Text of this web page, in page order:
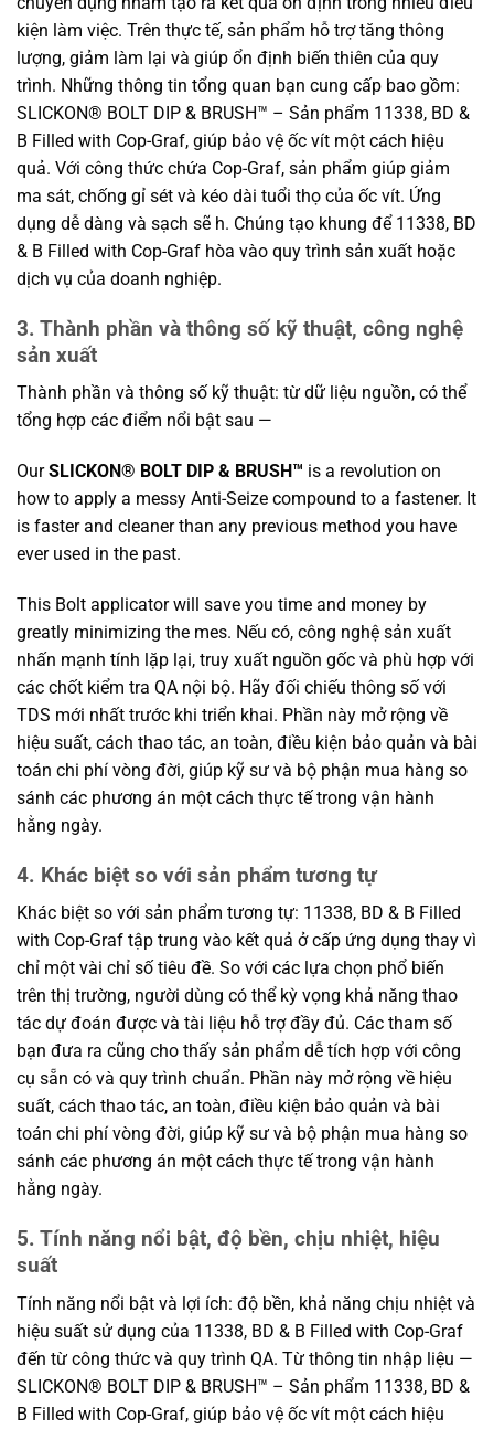
kiện làm việc. Trên thực tế, sản phẩm hỗ trợ tăng thông
lượng, giảm làm lại và giúp ổn định biến thiên của quy
trình. Những thông tin tổng quan bạn cung cấp bao gồm:
SLICKON® BOLT DIP & BRUSH™ – Sản phẩm 11338, BD &
B Filled with Cop-Graf, giúp bảo vệ ốc vít một cách hiệu
quả. Với công thức chứa Cop-Graf, sản phẩm giúp giảm
ma sát, chống gỉ sét và kéo dài tuổi thọ của ốc vít. Ứng
dụng dễ dàng và sạch sẽ h. Chúng tạo khung để 11338, BD
& B Filled with Cop-Graf hòa vào quy trình sản xuất hoặc
dịch vụ của doanh nghiệp.
3. Thành phần và thông số kỹ thuật, công nghệ
sản xuất
Thành phần và thông số kỹ thuật: từ dữ liệu nguồn, có thể
tổng hợp các điểm nổi bật sau —
OurSLICKON® BOLT DIP & BRUSH™ is a revolution on
how to apply a messy Anti-Seize compound to a fastener. It
is faster and cleaner than any previous method you have
ever used in the past.
This Bolt applicator will save you time and money by
greatly minimizing the mes. Nếu có, công nghệ sản xuất
nhấn mạnh tính lặp lại, truy xuất nguồn gốc và phù hợp với
các chốt kiểm tra QA nội bộ. Hãy đối chiếu thông số với
TDS mới nhất trước khi triển khai. Phần này mở rộng về
hiệu suất, cách thao tác, an toàn, điều kiện bảo quản và bài
toán chi phí vòng đời, giúp kỹ sư và bộ phận mua hàng so
sánh các phương án một cách thực tế trong vận hành
hằng ngày.
4. Khác biệt so với sản phẩm tương tự
Khác biệt so với sản phẩm tương tự: 11338, BD & B Filled
with Cop-Graf tập trung vào kết quả ở cấp ứng dụng thay vì
chỉ một vài chỉ số tiêu đề. So với các lựa chọn phổ biến
trên thị trường, người dùng có thể kỳ vọng khả năng thao
tác dự đoán được và tài liệu hỗ trợ đầy đủ. Các tham số
bạn đưa ra cũng cho thấy sản phẩm dễ tích hợp với công
cụ sẵn có và quy trình chuẩn. Phần này mở rộng về hiệu
suất, cách thao tác, an toàn, điều kiện bảo quản và bài
toán chi phí vòng đời, giúp kỹ sư và bộ phận mua hàng so
sánh các phương án một cách thực tế trong vận hành
hằng ngày.
5. Tính năng nổi bật, độ bền, chịu nhiệt, hiệu
suất
Tính năng nổi bật và lợi ích: độ bền, khả năng chịu nhiệt và
hiệu suất sử dụng của 11338, BD & B Filled with Cop-Graf
đến từ công thức và quy trình QA. Từ thông tin nhập liệu —
SLICKON® BOLT DIP & BRUSH™ – Sản phẩm 11338, BD &
B Filled with Cop-Graf, giúp bảo vệ ốc vít một cách hiệu